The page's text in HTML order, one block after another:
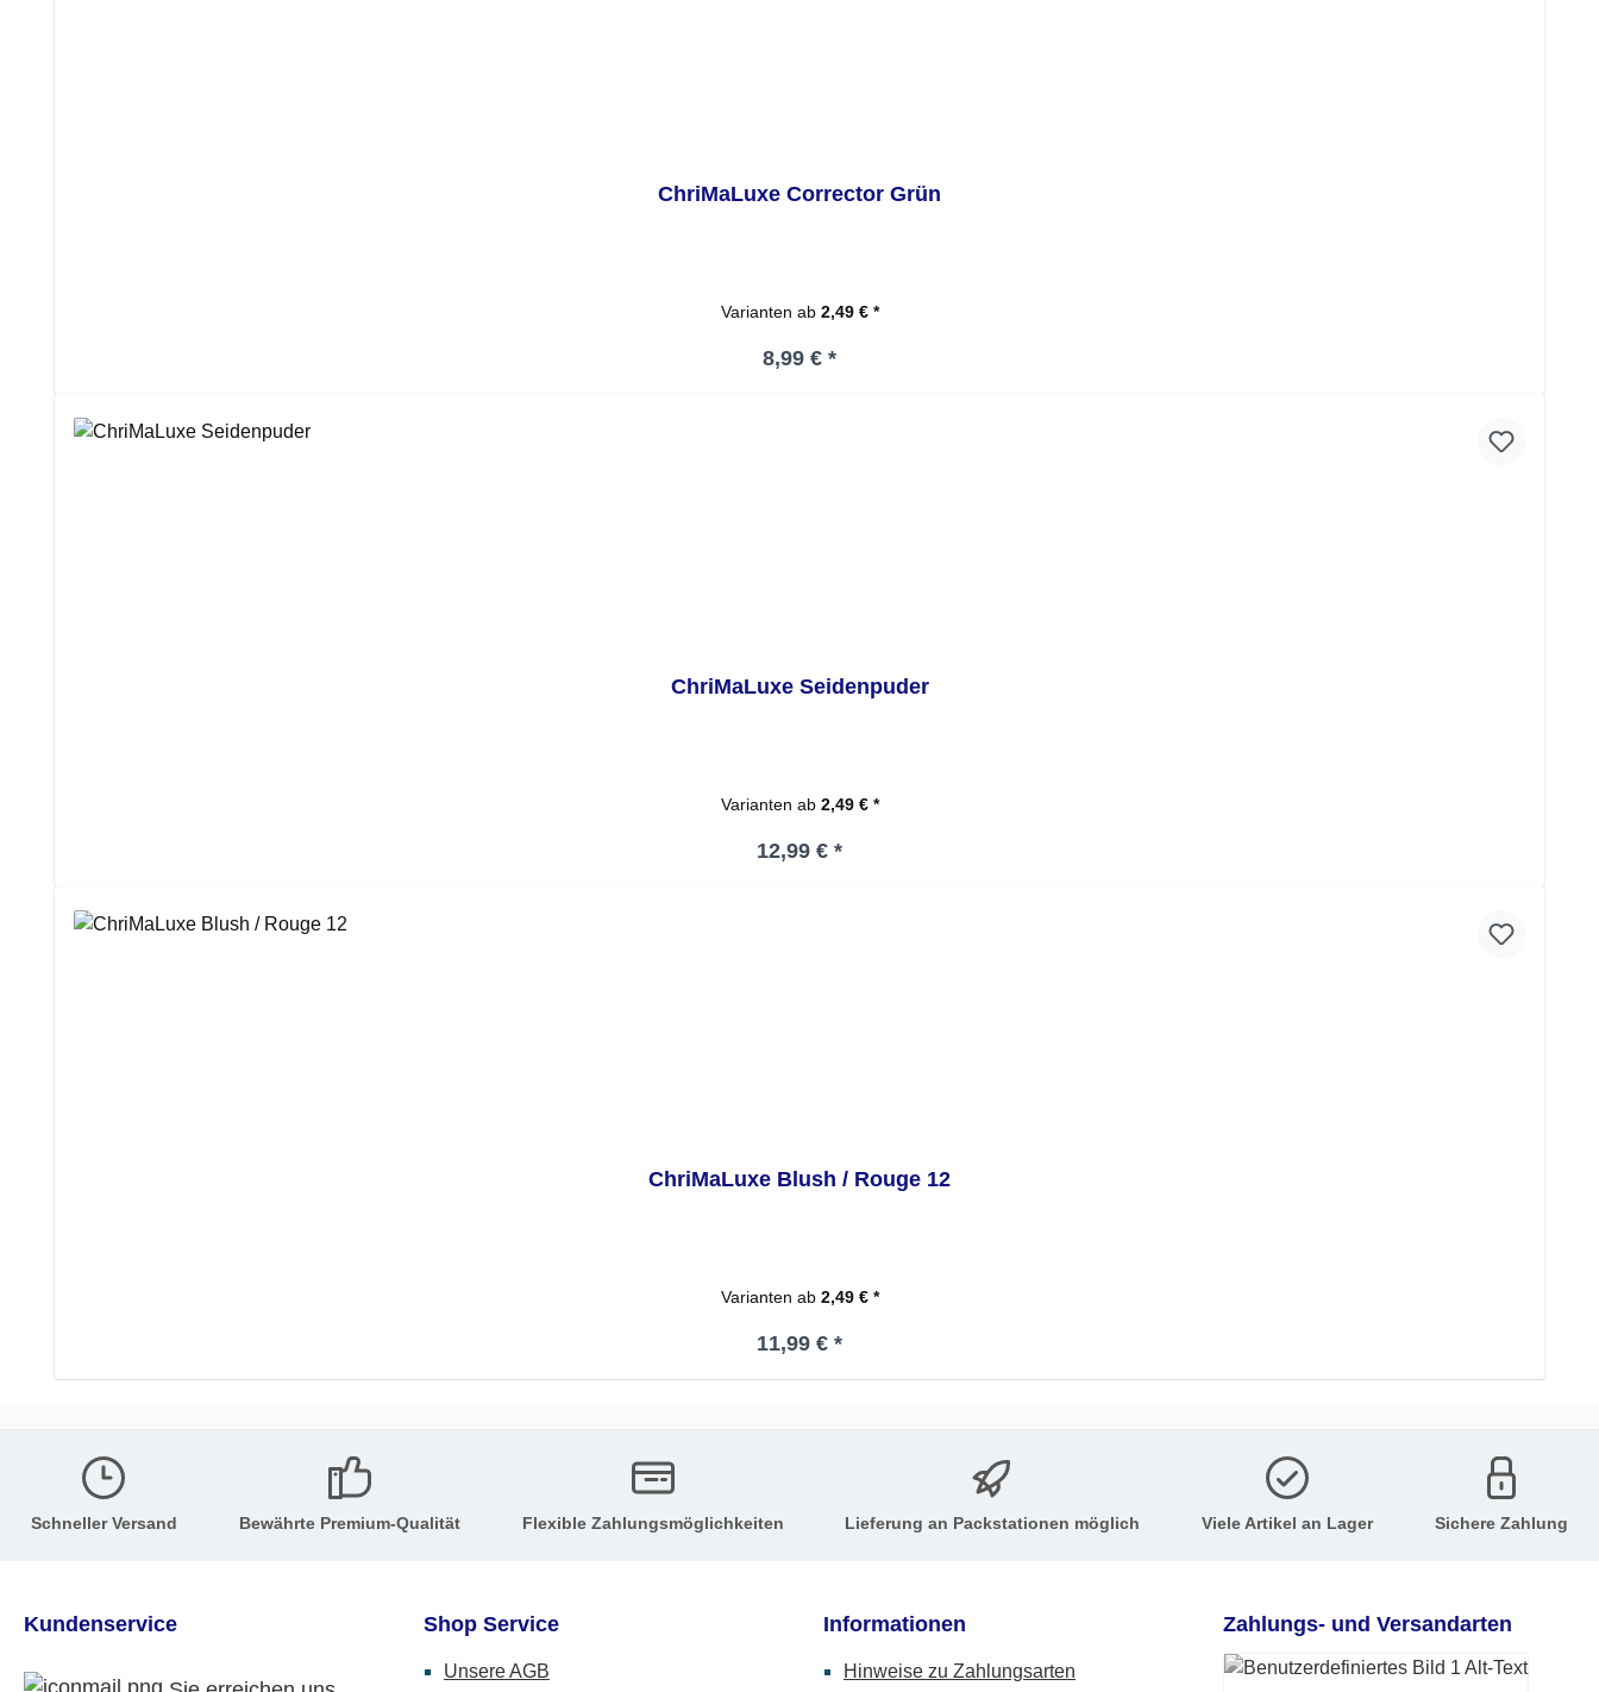
ChriMaLuxe Corrector Grün
Varianten ab2,49 € *
Regulärer Preis:
8,99 € *
ChriMaLuxe Seidenpuder
Varianten ab2,49 € *
Regulärer Preis:
12,99 € *
ChriMaLuxe Blush / Rouge 12
Varianten ab2,49 € *
Regulärer Preis:
11,99 € *
Schneller Versand Bewährte Premium-Qualität Flexible Zahlungsmöglichkeiten Lieferung an Packstationen möglich Viele Artikel an Lager Sichere Zahlung
Kundenservice Shop Service
Unsere AGB
Informationen
Hinweise zu Zahlungsarten
Zahlungs- und Versandarten